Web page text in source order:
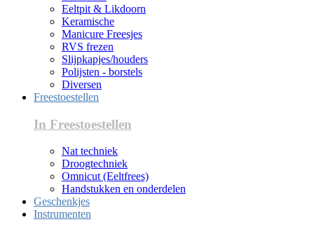
Eeltpit & Likdoorn
Keramische
Manicure Freesjes
RVS frezen
Slijpkapjes/houders
Polijsten - borstels
Diversen
Freestoestellen
In Freestoestellen
Nat techniek
Droogtechniek
Omnicut (Eeltfrees)
Handstukken en onderdelen
Geschenkjes
Instrumenten